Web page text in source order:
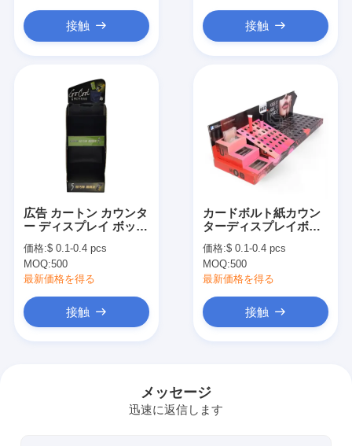
わたしたち に つい て
接触 接触
広告 カートン カウンタ
ー ディスプレイ ボック
テーブル トップ ディス
プレイ スタンド
価格:$ 0.1-0.4 pcs
MOQ:500
最新価格を得る
接触
カードボルト紙カウン
ターディスプレイボッ
ンタートップディスプ
レイ 穴付きスタンド
価格:$ 0.1-0.4 pcs
MOQ:500
最新価格を得る
接触
メッセージ
迅速に返信します